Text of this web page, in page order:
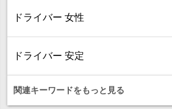
ドライバー 女性
ドライバー 安定
関連キーワードをもっと見る